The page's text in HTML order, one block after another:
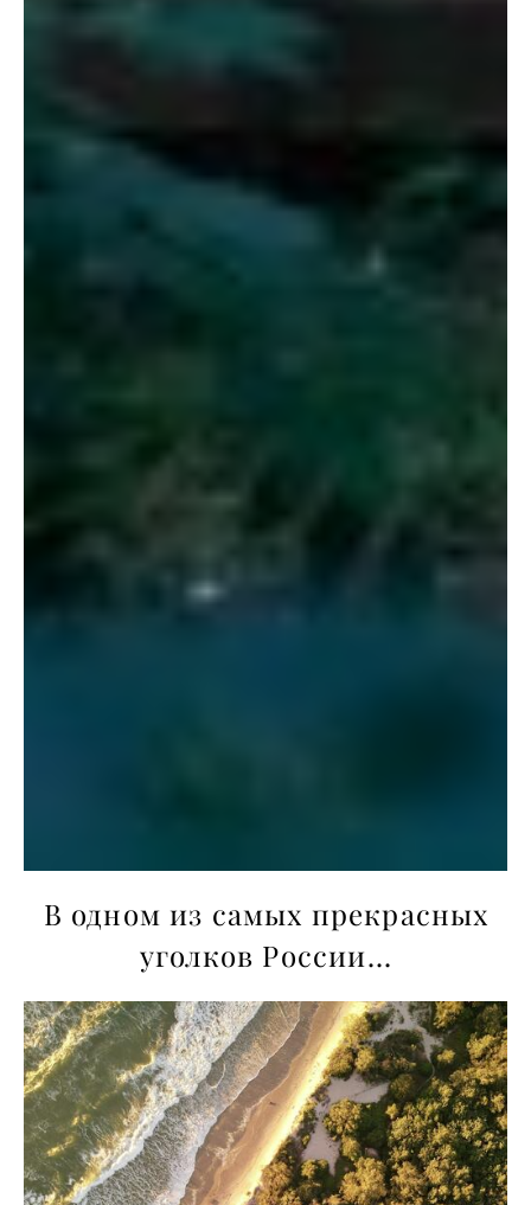
В одном из самых прекрасных
уголков России...